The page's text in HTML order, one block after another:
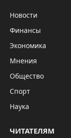
Новости
Финансы
Экономика
Мнения
Общество
Спорт
Наука
ЧИТАТЕЛЯМ